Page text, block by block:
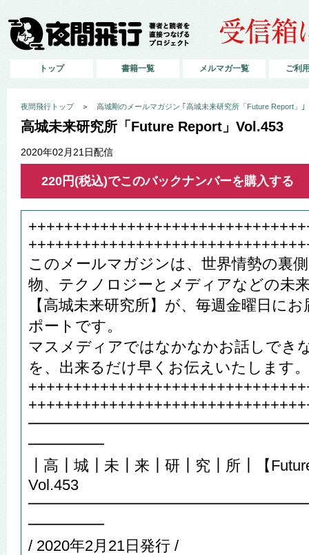
トップ 書籍一覧 メルマガ一覧 ご利
夜間飛行トップ＞ 高城剛のメールマガジン ｢高城未来研究所「Future Report」｣
高城未来研究所「Future Report」Vol.453
2020年02月21日配信
220円(税込)でこのバックナンバーを購入する
このメールマガジンは、世界情勢の裏
物、テクノロジーとメディアなどの未
【高城未来研究所】が、毎週金曜日に
ポートです。
マスメディアではなかなかお話しでき
を、出来るだけ早くお伝えいたします。
━━━━━
┃高┃城┃未┃来┃研┃究┃所┃【Future
Vol.453
━━━━━
/ 2020年2月21日発行 /